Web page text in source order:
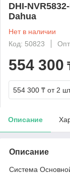
DHI-
Dahua
Нет в наличии
Код: 50823
554 300
554 300 ₸ от 2
Описание
Описание
Система